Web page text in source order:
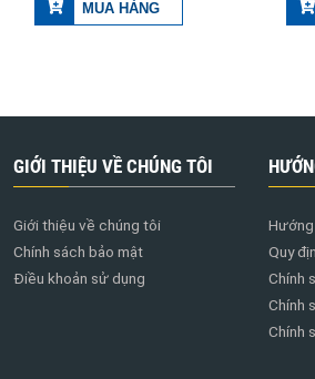
GIỚI THIỆU VỀ CHÚNG TÔI
Giới thiệu về chúng tôi
Chính sách bảo mật
Điều khoản sử dụng
Quy
Chính
Chính
Chính